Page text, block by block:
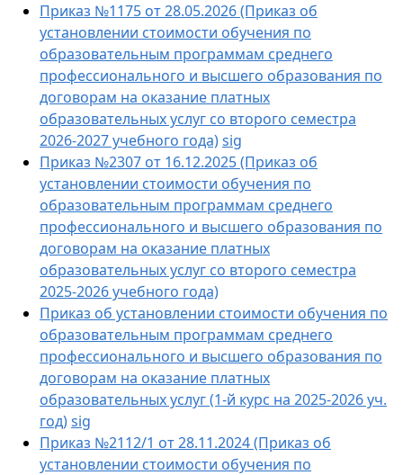
Приказ №1175 от 28.05.2026 (Приказ об
установлении стоимости обучения по
образовательным программам среднего
профессионального и высшего образования по
договорам на оказание платных
образовательных услуг со второго семестра
2026-2027 учебного года)sig
Приказ №2307 от 16.12.2025 (Приказ об
установлении стоимости обучения по
образовательным программам среднего
профессионального и высшего образования по
договорам на оказание платных
образовательных услуг со второго семестра
2025-2026 учебного года)
Приказ об установлении стоимости обучения по
образовательным программам среднего
профессионального и высшего образования по
договорам на оказание платных
образовательных услуг (1-й курс на 2025-2026 уч.
год)sig
Приказ №2112­/1 от 28.11.2024 (Приказ об
установлении стоимости обучения по